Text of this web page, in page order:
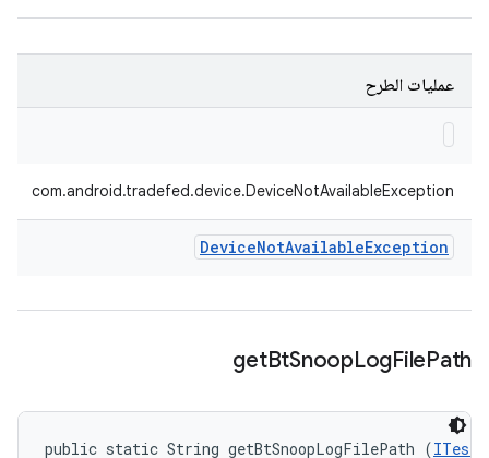
عمليات الطرح
com.android.tradefed.device.DeviceNotAvailableException
DeviceNotAvailableException
getBtSnoopLogFilePath
public static String getBtSnoopLogFilePath (